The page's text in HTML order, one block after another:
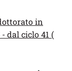
in
dal ciclo 41 (
finestra